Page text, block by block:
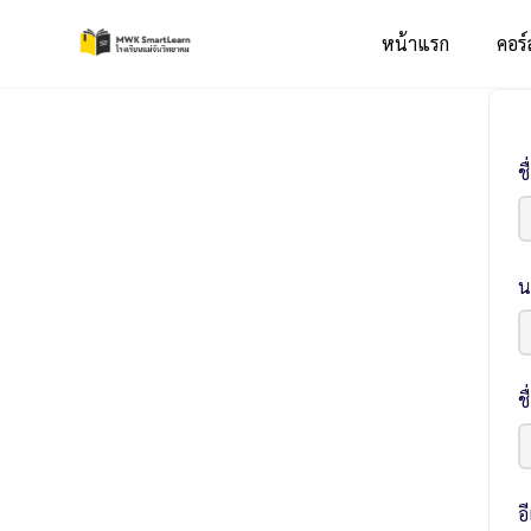
หน้าแรก คอ